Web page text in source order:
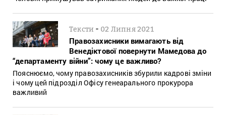
Тексти - 02 Липня 2021
Правозахисники вимагають від
Венедіктової повернути Мамедова до
“департаменту війни”: чому це важливо?
Пояснюємо, чому правозахисників збурили кадрові зміни
і чому цей підрозділ Офісу генеарального прокурора
важливий